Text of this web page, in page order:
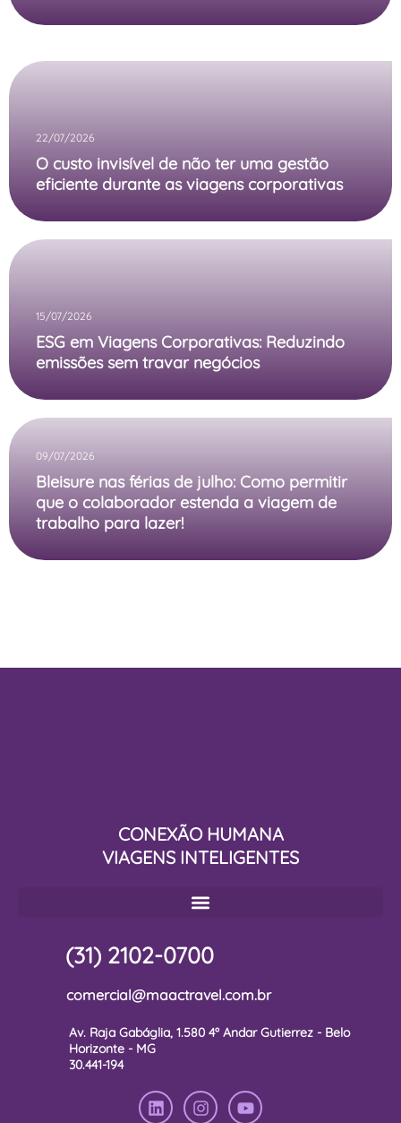
22/07/2026
O custo invisível de não ter uma gestão
eficiente durante as viagens corporativas
15/07/2026
ESG em Viagens Corporativas: Reduzindo
emissões sem travar negócios
09/07/2026
Bleisure nas férias de julho: Como permitir
que o colaborador estenda a viagem de
trabalho para lazer!
CONEXÃO HUMANA
VIAGENS INTELIGENTES
(31) 2102-0700
comercial@maactravel.com.br
Av. Raja Gabáglia, 1.580 4º Andar Gutierrez - Belo
Horizonte - MG
30.441-194